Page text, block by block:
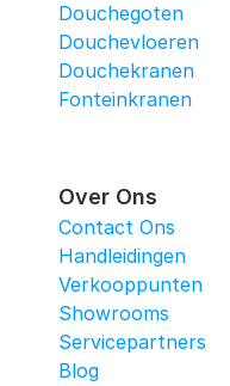
Douchegoten
Douchevloeren
Douchekranen
Fonteinkranen
Over Ons
Contact Ons
Handleidingen
Verkooppunten
Showrooms
Servicepartners
Blog